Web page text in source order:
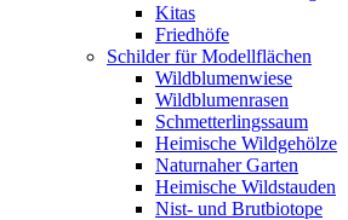
Kitas
Friedhöfe
Schilder für Modellflächen
Wildblumenwiese
Wildblumenrasen
Schmetterlingssaum
Heimische Wildgehölze
Naturnaher Garten
Heimische Wildstauden
Nist- und Brutbiotope